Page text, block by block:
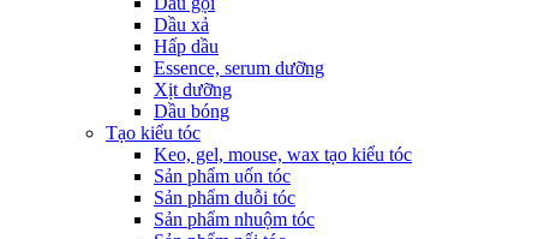
Dầu xả
Hấp dầu
Essence, serum dưỡng
Xịt dưỡng
Dầu bóng
Tạo kiểu tóc
Keo, gel, mouse, wax tạo kiểu tóc
Sản phẩm uốn tóc
Sản phẩm duỗi tóc
Sản phẩm nhuộm tóc